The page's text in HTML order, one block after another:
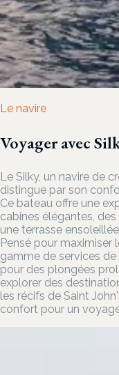
Le navire
Voyager avec
Le Silky, un navire de
distingue par son
Ce bateau offre une
cabines élégantes,
une terrasse
Pensé pour maximiser
gamme de services
pour des plongées
explorer des
les récifs de Saint
confort pour un